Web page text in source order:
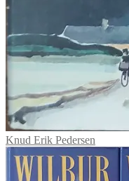
Knud Erik Pedersen